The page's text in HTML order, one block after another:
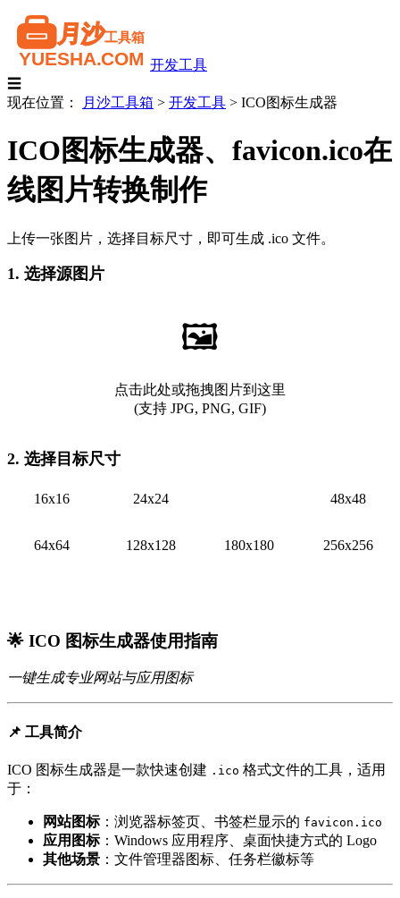
开发工具
☰
现在位置：
月沙工具箱 > 开发工具 > ICO图标生成器
ICO图标生成器、favicon.ico在
线图片转换制作
上传一张图片，选择目标尺寸，即可生成 .ico 文件。
1. 选择源图片
🖼️
点击此处或拖拽图片到这里
(支持 JPG, PNG, GIF)
2. 选择目标尺寸
16x16 24x24 48x48
64x64 128x128 180x180 256x256
🌟 ICO 图标生成器使用指南
一键生成专业网站与应用图标
📌 工具简介
ICO 图标生成器是一款快速创建 .ico 格式文件的工具，适用
于：
网站图标：浏览器标签页、书签栏显示的 favicon.ico
应用图标：Windows 应用程序、桌面快捷方式的 Logo
其他场景 ：文件管理器图标、任务栏徽标等